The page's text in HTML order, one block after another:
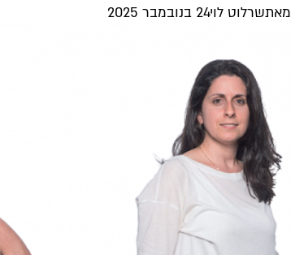
מאתשרלוט לוי24 בנובמבר 2025